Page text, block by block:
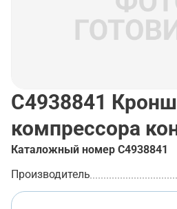
C4938841
компрессора
Каталожный номер C4938841
Производитель